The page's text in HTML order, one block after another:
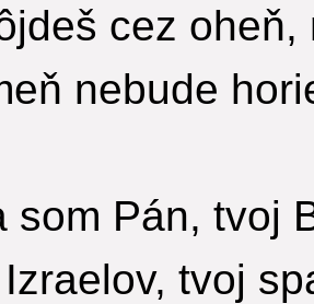
cez oheň,
nebude
som Pán, tvoj
tvoj